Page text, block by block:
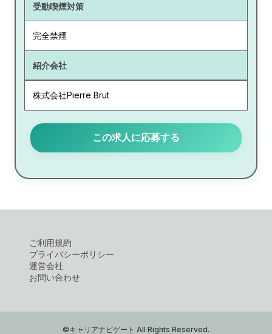
受動喫煙対策
完全禁煙
紹介会社
株式会社Pierre Brut
この求人に応募する
ご利用規約
プライバシーポリシー
運営会社
お問い合わせ
©キャリアナビゲート All Rights Reserved.